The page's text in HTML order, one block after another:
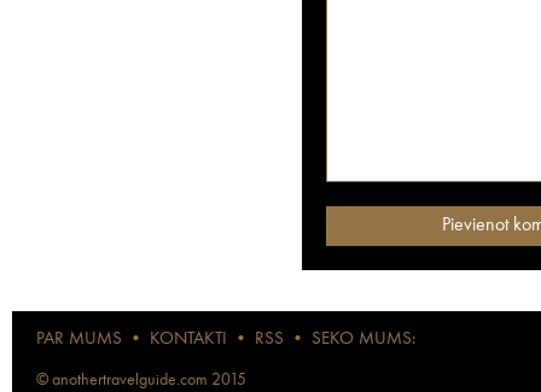
PAR MUMS • KONTAKTI • RSS • SEKO MUMS:
© anothertravelguide.com 2015